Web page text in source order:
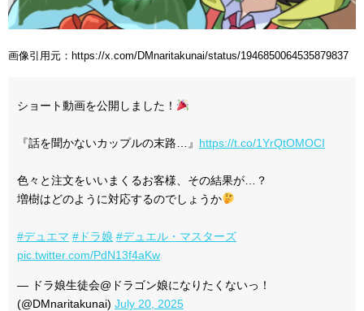
画像引用元：https://x.com/DMnaritakunai/status/1946850064535879837
ショート動画を公開しました！
『話を聞かないカップルの末路…』 https://t.co/1YrQtOMOCI
色々と注文をいいまくるお客様、その結果が…？
増樹はどのように対応するのでしょうか
#デュエマ #ドラ娘 #デュエル・マスターズ
pic.twitter.com/PdN13f4aKw
— ドラ娘生徒会@ドラゴン娘になりたくないっ！
(@DMnaritakunai) July 20, 2025